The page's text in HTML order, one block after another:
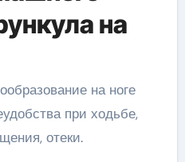
на
на ноге
при ходьбе,
отеки.